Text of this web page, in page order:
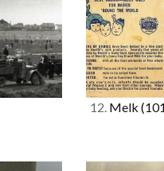
12.Melk